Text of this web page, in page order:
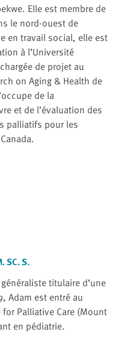
Elle est membre de
le nord-ouest de
en travail social, elle est
à l’Université
de projet au
on Aging & Health de
de la
et de l’évaluation des
palliatifs pour les
SC. S.
titulaire d’une
Adam est entré au
for Palliative Care (Mount
en pédiatrie.